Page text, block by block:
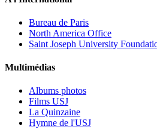
Bureau de Paris
North America Office
Saint Joseph University
Multimédias
Albums photos
Films USJ
La Quinzaine
Hymne de l'USJ